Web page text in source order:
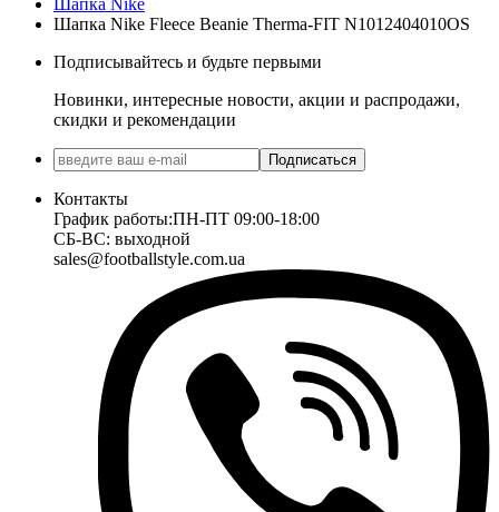
Шапка Nike Fleece Beanie Therma-FIT N1012404010OS
Подписывайтесь и будьте первыми
Новинки, интересные новости, акции и распродажи,
скидки и рекомендации
Подписаться
Контакты
График работы:ПН-ПТ 09:00-18:00
СБ-ВС: выходной
sales@footballstyle.com.ua